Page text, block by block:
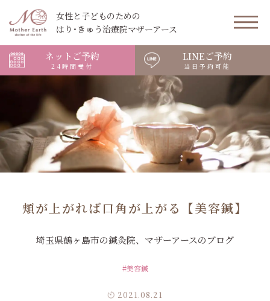
女性と子どものための
はり･きゅう治療院マザーアース
ネットご予約
24時間受付
LINEご予約
当日予約可能
頬が上がれば口角が上がる【美容鍼】
埼玉県鶴ヶ島市の鍼灸院、マザーアースのブログ
#美容鍼
2021.08.21